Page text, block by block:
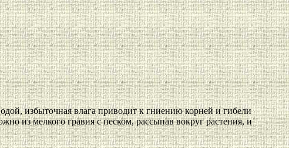
избыточная влага приводит к гниению корней и гибели
из мелкого гравия с песком, рассыпав вокруг растения, и